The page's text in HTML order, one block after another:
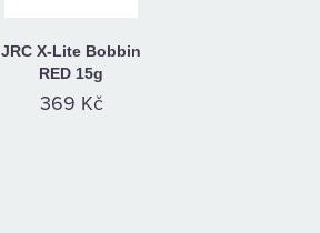
JRC X-Lite Bobbin
RED 15g
369 Kč